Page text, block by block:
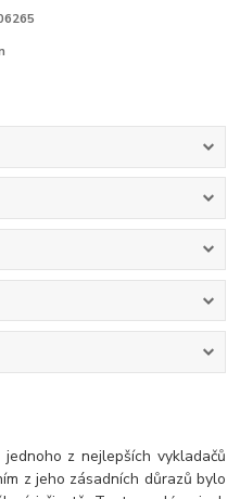
z nejlepších vykladačů
z jeho zásadních důrazů bylo